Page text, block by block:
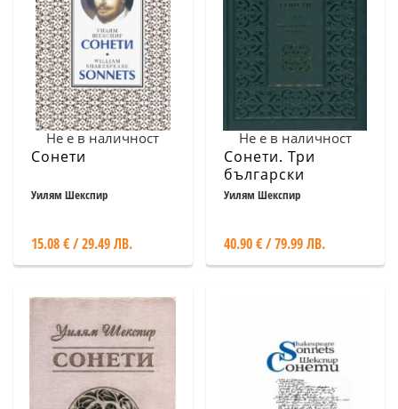
Не е в наличност
Сонети
Уилям Шекспир
15.08 € / 29.49 ЛВ.
Не е в наличност
Сонети. Три
български
превода
Уилям Шекспир
40.90 € / 79.99 ЛВ.